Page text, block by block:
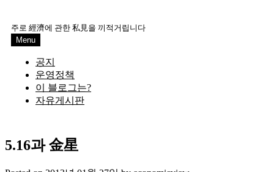
content
주로 經濟에 관한 私見을 끼적거립니다
Menu
공지
운영정책
이 블로그는?
자유게시판
5.16과 金星